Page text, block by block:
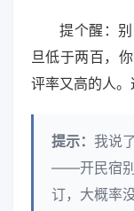
提个醒：
旦低于两百，
评率又高的人。
提示： 我说
——开民宿别
订，大概率